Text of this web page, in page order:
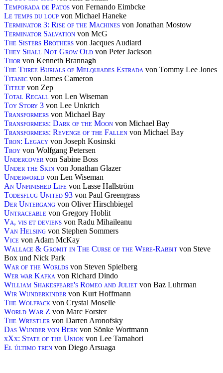
Temporada de Patos von Fernando Eimbcke
Le temps du loup von Michael Haneke
Terminator 3: Rise of the Machines von Jonathan Mostow
Terminator Salvation von McG
The Sisters Brothers von Jacques Audiard
They Shall Not Grow Old von Peter Jackson
Thor von Kenneth Brannagh
The Three Burials of Melquiades Estrada von Tommy Lee Jones
Titanic von James Cameron
Titeuf von Zep
Total Recall von Len Wiseman
Toy Story 3 von Lee Unkrich
Transformers von Michael Bay
Transformers: Dark of the Moon von Michael Bay
Transformers: Revenge of the Fallen von Michael Bay
Tron: Legacy von Joseph Kosinski
Troy von Wolfgang Petersen
Undercover von Sabine Boss
Under the Skin von Jonathan Glazer
Underworld von Len Wiseman
An Unfinished Life von Lasse Hallström
Todesflug United 93 von Paul Greengrass
Der Untergang von Oliver Hirschbiegel
Untraceable von Gregory Hoblit
Va, vis et deviens von Radu Mihaileanu
Van Helsing von Stephen Sommers
Vice von Adam McKay
Wallace & Gromit in The Curse of the Were-Rabbit von Steve
Box und Nick Park
War of the Worlds von Steven Spielberg
Wer war Kafka von Richard Dindo
William Shakespeare's Romeo and Juliet von Baz Luhrman
Wir Wunderkinder von Kurt Hoffmann
The Wolfpack von Crystal Moselle
World War Z von Marc Forster
The Wrestler von Darren Aronofsky
Das Wunder von Bern von Sönke Wortmann
xXx: State of the Union von Lee Tamahori
El último tren von Diego Arsuaga